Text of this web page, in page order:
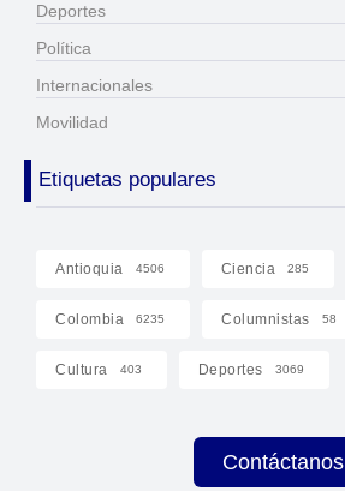
Deportes
Política
Internacionales
Movilidad
Etiquetas populares
Antioquia 4506 Ciencia 285
Colombia 6235 Columnistas 58
Cultura 403 Deportes 3069
Contáctanos